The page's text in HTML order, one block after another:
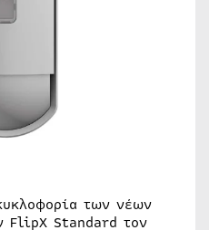
των νέων
FlipX Standard τον